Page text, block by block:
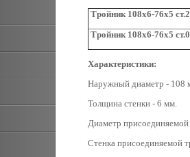
Тройник 108x6-76x5
Тройник 108x6-76x5
Характеристики:
Наружный диаметр - 108
Толщина стенки - 6 мм.
Диаметр
Стенка присоединяемой